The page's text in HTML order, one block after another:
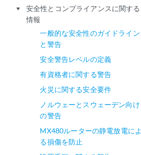
play_arrow
安全性とコンプライアンスに関する
情報
一般的な安全性のガイドライン
と警告
安全警告レベルの定義
有資格者に関する警告
火災に関する安全要件
ノルウェーとスウェーデン向け
の警告
MX480ルーターの静電放電によ
る損傷を防止